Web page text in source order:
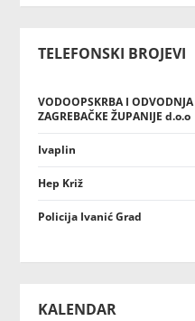
TELEFONSKI BROJEVI
VODOOPSKRBA I ODVODNJA
ZAGREBAČKE ŽUPANIJE d.o.o
Ivaplin
Hep Križ
Policija Ivanić Grad
KALENDAR